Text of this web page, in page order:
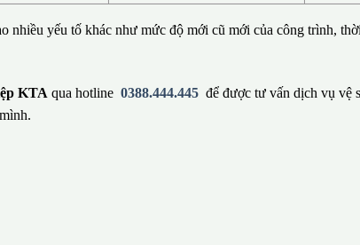
nhiều yếu tố khác như mức độ mới cũ mới của công trình,
KTA qua hotline 0388.444.445 để được tư vấn dịch vụ vệ